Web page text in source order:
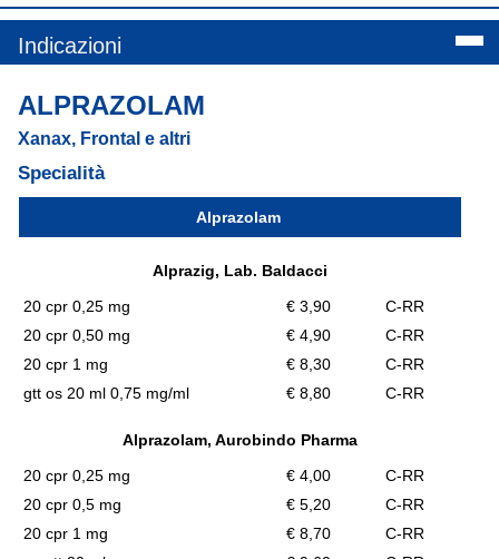
Indicazioni
ALPRAZOLAM
Xanax, Frontal e altri
Specialità
Alprazolam
Alprazig, Lab. Baldacci
20 cpr 0,25 mg
€ 3,90
C-RR
20 cpr 0,50 mg
€ 4,90
C-RR
20 cpr 1 mg
€ 8,30
C-RR
gtt os 20 ml 0,75 mg/ml
€ 8,80 C-RR
Alprazolam, Aurobindo Pharma
20 cpr 0,25 mg
€ 4,00
C-RR
20 cpr 0,5 mg
€ 5,20
C-RR
20 cpr 1 mg
€ 8,70
C-RR